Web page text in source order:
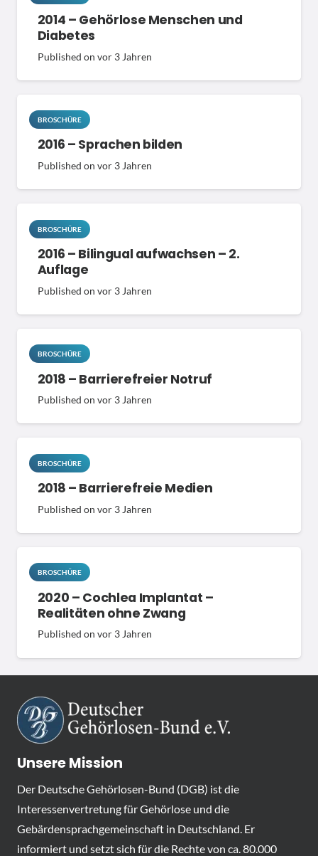
2014 – Gehörlose Menschen und
Diabetes
Published on vor 3 Jahren
BROSCHÜRE
2016 – Sprachen bilden
Published on vor 3 Jahren
BROSCHÜRE
2016 – Bilingual aufwachsen – 2.
Auflage
Published on vor 3 Jahren
BROSCHÜRE
2018 – Barrierefreier Notruf
Published on vor 3 Jahren
BROSCHÜRE
2018 – Barrierefreie Medien
Published on vor 3 Jahren
BROSCHÜRE
2020 – Cochlea Implantat –
Realitäten ohne Zwang
Published on vor 3 Jahren
Unsere Mission
Der Deutsche Gehörlosen-Bund (DGB) ist die
Interessenvertretung für Gehörlose und die
Gebärdensprachgemeinschaft in Deutschland. Er
informiert und setzt sich für die Rechte von ca. 80.000